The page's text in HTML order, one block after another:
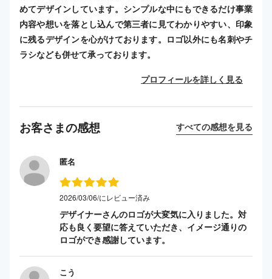
めてデザインしています。シンプルな中にもできるだけ事業
内容や想いを落とし込んで第三者に見てわかりやすい、印象
に残るデザインを心がけております。ロゴ以外にも名刺やチ
ラシなども併せて承っております。
プロフィールを詳しく見る
お客さまの感想 すべての感想を見る
匿名
2026/03/06/にレビュー済み
デザイナーさんのロゴが大変気に入りました。対
応も良く要望に答えていただき、イメージ通りの
ロゴができ感謝しています。
こう